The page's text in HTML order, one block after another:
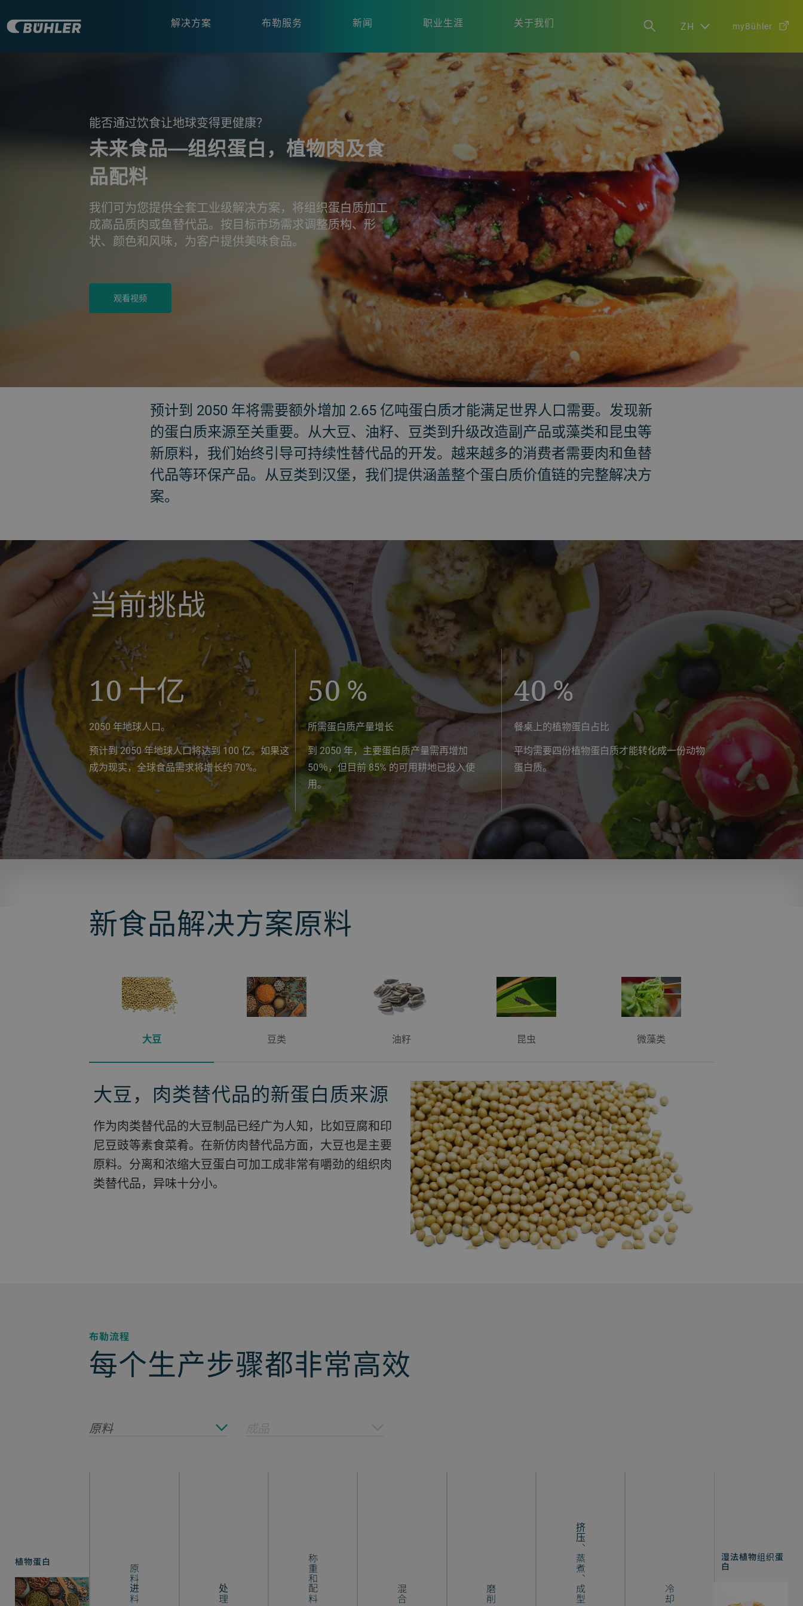
解决方案 布勒服务 新闻 职业生涯 关于我们 ZH myBühler
能否通过饮食让地球变得更健康？
未来食品—组织蛋白，植物肉及食
品配料
我们可为您提供全套工业级解决方案，将组织蛋白质加工
成高品质肉或鱼替代品。按目标市场需求调整质构、形
状、颜色和风味，为客户提供美味食品。
观看视频
预计到 2050 年将需要额外增加 2.65 亿吨蛋白质才能满足世界人口需要。发现新
的蛋白质来源至关重要。从大豆、油籽、豆类到升级改造副产品或藻类和昆虫等
新原料，我们始终引导可持续性替代品的开发。越来越多的消费者需要肉和鱼替
代品等环保产品。从豆类到汉堡，我们提供涵盖整个蛋白质价值链的完整解决方
案。
a decorative background image
当前挑战
10 十亿
2050 年地球人口。
预计到 2050 年地球人口将达到 100 亿。如果这
成为现实，全球食品需求将增长约 70%。
50 %
所需蛋白质产量增长
到 2050 年，主要蛋白质产量需再增加
50％，但目前 85% 的可用耕地已投入使
用。
40%
餐桌上的植物蛋白占比
平均需要四份植物蛋白质才能转化成一份动物
蛋白质。
新食品解决方案原料
大豆 豆类 油籽 昆虫 微藻类
大豆，肉类替代品的新蛋白质来源
作为肉类替代品的大豆制品已经广为人知，比如豆腐和印
尼豆豉等素食菜肴。在新仿肉替代品方面，大豆也是主要
原料。分离和浓缩大豆蛋白可加工成非常有嚼劲的组织肉
类替代品，异味十分小。
豆类是应用广泛的高品质蛋白质来
源。
我们的技术可充分发挥豆类潜能。豆类应用广泛，可用于
面包、意大利面等产品以及做为肉类的替代产品。我们已
开发一系列产品和解决方案，帮助提高豆类产量。
布勒工艺和设备将原料转化为利
润。
制备大豆、油菜籽、葵花籽等油籽时，需要可靠的合作伙
伴为您提供周密的工艺诀窍和现代化技术。
新视野——将昆虫作为蛋白质来
源。
人口不断增长，而自然资源日益减少，寻找替代营养来源
已迫在眉睫。其中一种来源是昆虫，昆虫主要用于食品领
域，是一种实验性食品应用的新原料。
我们把微藻类端上餐桌。
杜氏藻、螺旋藻或小球藻等单细胞生物的蛋白质含量高达
70%。我们的解决方案助您稳定微藻类和各级衍生原料的
价格。
更多关于微藻类的信息
布勒流程
每个生产步骤都非常高效
原料
植物蛋白
原料进料 处理 称重和配料 混合 磨削 挤压、蒸煮、成型 冷却
湿法植物组织蛋
白